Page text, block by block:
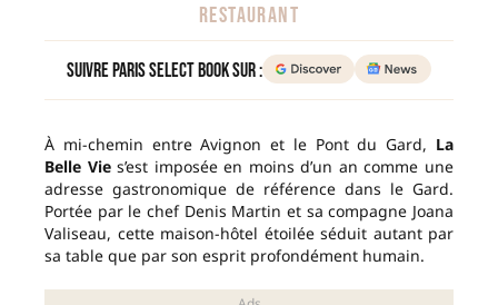
RESTAURANT
Suivre Paris Select Book sur :
À mi-chemin entre Avignon et le Pont du Gard, La
Belle Vies’est imposée en moins d’un an comme une
adresse gastronomique de référence dans le Gard.
Portée par le chef Denis Martin et sa compagne Joana
Valiseau, cette maison-hôtel étoilée séduit autant par
sa table que par son esprit profondément humain.